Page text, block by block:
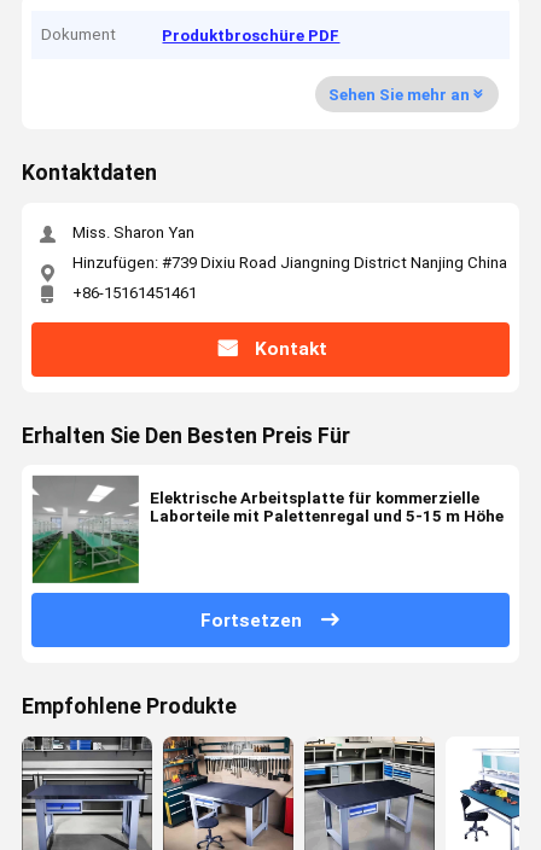
Dokument Produktbroschüre PDF
Sehen Sie mehr an
Kontaktdaten
Miss. Sharon Yan
Hinzufügen: #739 Dixiu Road Jiangning District Nanjing China
+86-15161451461
Kontakt
Erhalten Sie Den Besten Preis Für
Elektrische Arbeitsplatte für kommerzielle
Laborteile mit Palettenregal und 5-15 m Höhe
Fortsetzen
Empfohlene Produkte